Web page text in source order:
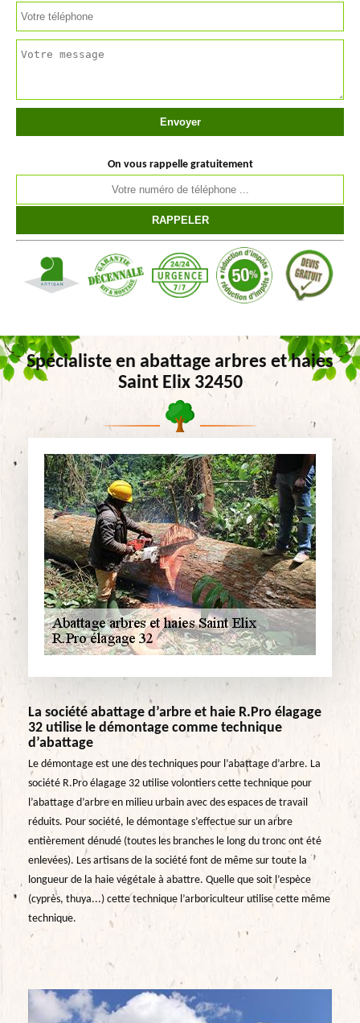
On vous rappelle gratuitement
Spécialiste en abattage arbres et haies
Saint Elix 32450
La société abattage d’arbre et haie R.Pro élagage
32 utilise le démontage comme technique
d’abattage
Le démontage est une des techniques pour l’abattage d’arbre. La
société R.Pro élagage 32 utilise volontiers cette technique pour
l’abattage d’arbre en milieu urbain avec des espaces de travail
réduits. Pour société, le démontage s’effectue sur un arbre
entièrement dénudé (toutes les branches le long du tronc ont été
enlevées). Les artisans de la société font de même sur toute la
longueur de la haie végétale à abattre. Quelle que soit l’espèce
(cyprès, thuya...) cette technique l’arboriculteur utilise cette même
technique.